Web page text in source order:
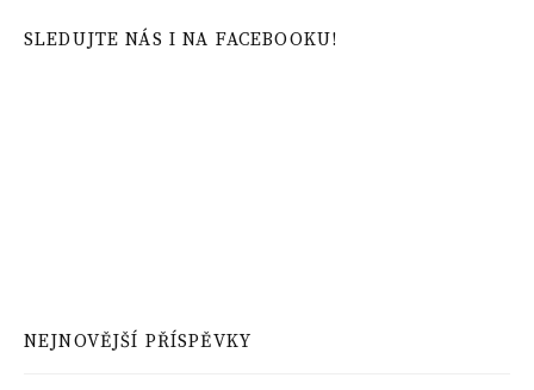
SLEDUJTE NÁS I NA FACEBOOKU!
NEJNOVĚJŠÍ PŘÍSPĚVKY